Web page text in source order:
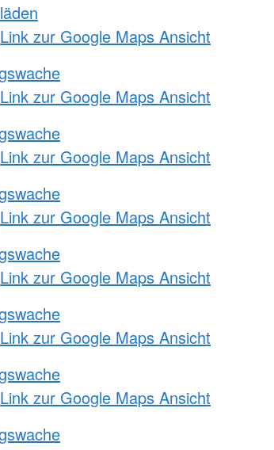
Link zur Google Maps Ansicht
Link zur Google Maps Ansicht
Link zur Google Maps Ansicht
Link zur Google Maps Ansicht
Link zur Google Maps Ansicht
Link zur Google Maps Ansicht
Link zur Google Maps Ansicht